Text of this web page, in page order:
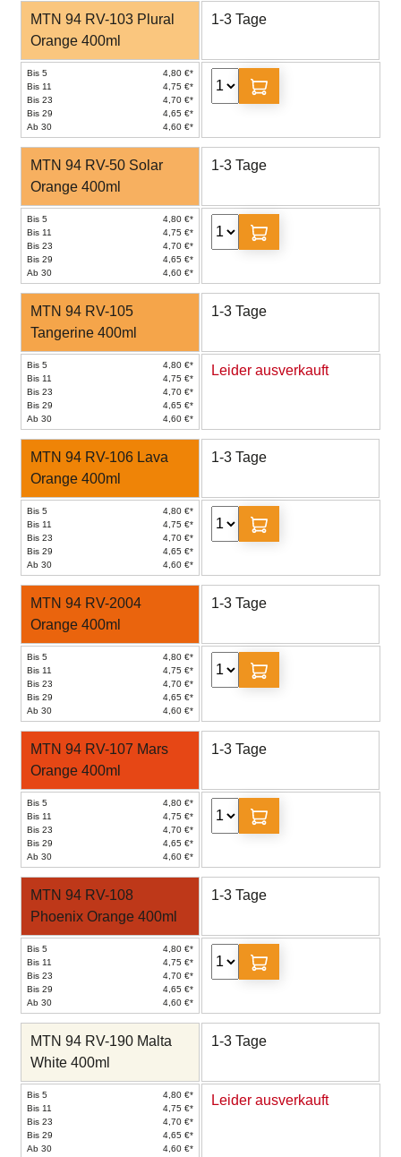
MTN 94 RV-103 Plural
Orange 400ml
1-3 Tage
Bis 5
4,80 €*
Bis 11
4,75 €*
Bis 23
4,70 €*
Bis 29
4,65 €*
Ab 30
4,60 €*
MTN 94 RV-50 Solar
Orange 400ml
1-3 Tage
Bis 5
4,80 €*
Bis 11
4,75 €*
Bis 23
4,70 €*
Bis 29
4,65 €*
Ab 30
4,60 €*
MTN 94 RV-105
Tangerine 400ml
1-3 Tage
Bis 5
4,80 €*
Bis 11
4,75 €*
Bis 23
4,70 €*
Bis 29
4,65 €*
Ab 30
4,60 €*
Leider ausverkauft
MTN 94 RV-106 Lava
Orange 400ml
1-3 Tage
Bis 5
4,80 €*
Bis 11
4,75 €*
Bis 23
4,70 €*
Bis 29
4,65 €*
Ab 30
4,60 €*
MTN 94 RV-2004
Orange 400ml
1-3 Tage
Bis 5
4,80 €*
Bis 11
4,75 €*
Bis 23
4,70 €*
Bis 29
4,65 €*
Ab 30
4,60 €*
MTN 94 RV-107 Mars
Orange 400ml
1-3 Tage
Bis 5
4,80 €*
Bis 11
4,75 €*
Bis 23
4,70 €*
Bis 29
4,65 €*
Ab 30
4,60 €*
MTN 94 RV-108
Phoenix Orange 400ml
1-3 Tage
Bis 5
4,80 €*
Bis 11
4,75 €*
Bis 23
4,70 €*
Bis 29
4,65 €*
Ab 30
4,60 €*
MTN 94 RV-190 Malta
White 400ml
1-3 Tage
Bis 5
4,80 €*
Bis 11
4,75 €*
Bis 23
4,70 €*
Bis 29
4,65 €*
Ab 30
4,60 €*
Leider ausverkauft